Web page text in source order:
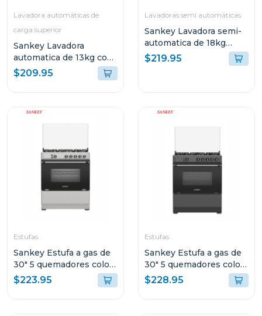
Lavadora automáticas de
carga superior
Sankey Lavadora
automatica de 13kg con
bomba de expulsion
wma1371
$209.95
Lavadoras semi automáticas
Sankey Lavadora semi-
automatica de 18kg
(aprox) wm1877
$219.95
Estufas
Sankey Estufa a gas de
30" 5 quemadores color
gris berta
$223.95
Estufas
Sankey Estufa a gas de
30" 5 quemadores color
negro berta
$228.95